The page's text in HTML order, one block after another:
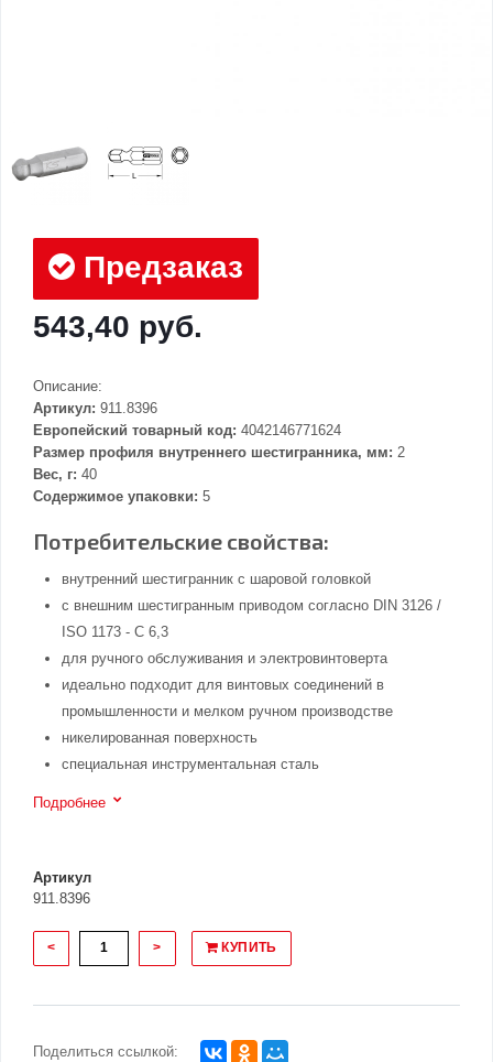
Предзаказ
543,40 руб.
Описание:
Артикул: 911.8396
Европейский товарный код: 4042146771624
Размер профиля внутреннего шестигранника, мм: 2
Вес, г: 40
Содержимое упаковки: 5
Потребительские свойства:
внутренний шестигранник с шаровой головкой
с внешним шестигранным приводом согласно DIN 3126 /
ISO 1173 - C 6,3
для ручного обслуживания и электровинтоверта
идеально подходит для винтовых соединений в
промышленности и мелком ручном производстве
никелированная поверхность
специальная инструментальная сталь
Подробнее
Артикул
911.8396
< > КУПИТЬ
Поделиться ссылкой: